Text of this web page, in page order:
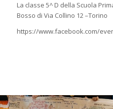
La classe 5^ D della Scuola
Bosso di Via Collino 12 –Torino
https://www.facebook.com/